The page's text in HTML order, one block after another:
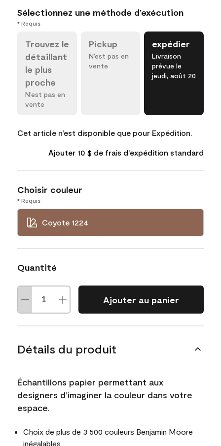
Sélectionnez une méthode d’exécution
* Requis
Trouvez le
détaillant
le plus
proche
N’est pas en
vente
Pickup
N’est pas en
vente
expédier
Livraison
prévue le
jeudi, août 20
Cet article n’est disponible que pour Expédition.
Ajouter 10 $ de frais d'expédition standard
Choisir couleur
* Requis
Coyote 1224
Quantité
Ajouter au panier
Détails du produit
Échantillons papier permettant aux
designers d’imaginer la couleur dans votre
espace.
Choix de plus de 3 500 couleurs Benjamin Moore
inégalables